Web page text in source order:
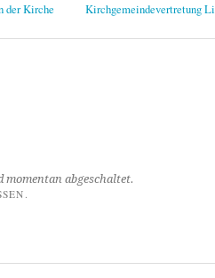
der Kirche Kirchgemeindevertretung
momentan abgeschaltet.